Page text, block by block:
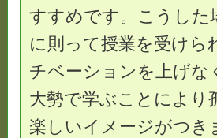
すすめです。こうし
に則って授業を受け
チベーションを上げ
大勢で学ぶことにより
楽しいイメージがつき